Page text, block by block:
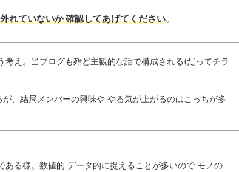
れていないか 確認してあげてください。
考え。当ブログも殆ど主観的な話で構成される(だってチラ
、結局メンバーの興味や やる気が上がるのはこっちが多
ある様。数値的 データ的に捉えることが多いので モノの